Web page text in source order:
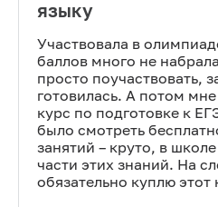
языку
Участвовала в
баллов много не
просто поучаствовать,
готовилась. А потом
курс по подготовке к
было смотреть
занятий – круто, в
части этих знаний. На
обязательно куплю этот